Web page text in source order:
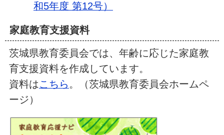
和5年度 第12号）
家庭教育支援資料
茨城県教育委員会では、年齢に応じた家庭教
育支援資料を作成しています。
資料はこちら 。（茨城県教育委員会ホームペ
ージ）